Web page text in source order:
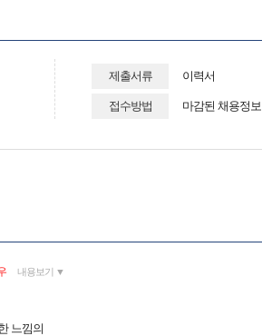
제출서류 이력서
접수방법 마감된 채용정보
내용보기 ▼
느낌의